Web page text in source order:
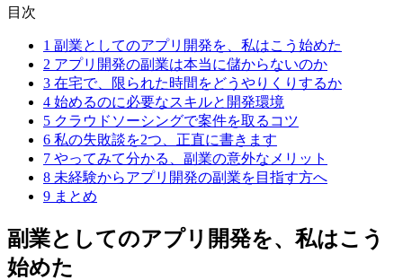
目次
1 副業としてのアプリ開発を、私はこう始めた
2 アプリ開発の副業は本当に儲からないのか
3 在宅で、限られた時間をどうやりくりするか
4 始めるのに必要なスキルと開発環境
5 クラウドソーシングで案件を取るコツ
6 私の失敗談を2つ、正直に書きます
7 やってみて分かる、副業の意外なメリット
8 未経験からアプリ開発の副業を目指す方へ
9 まとめ
副業としてのアプリ開発を、私はこう
始めた